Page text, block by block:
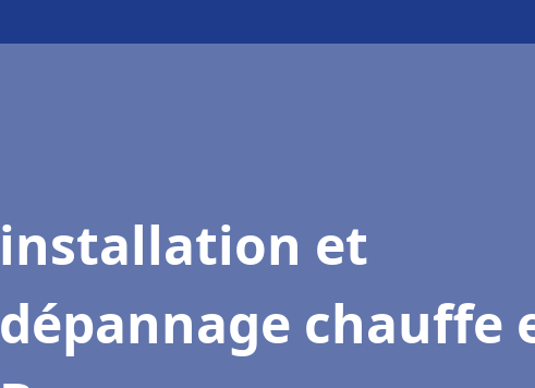
installation et
dépannage chauffe